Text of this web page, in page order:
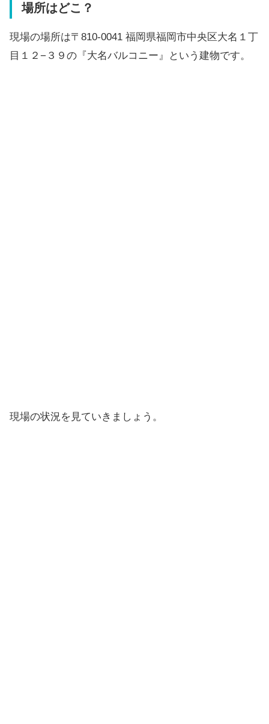
場所はどこ？
現場の場所は〒810-0041 福岡県福岡市中央区大名１丁
目１２−３９の『大名バルコニー』という建物です。
現場の状況を見ていきましょう。